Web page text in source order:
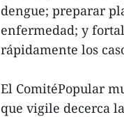
dengue; preparar
enfermedad; y
rápidamente los
El ComitéPopular
que vigile decerca